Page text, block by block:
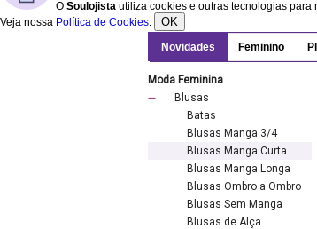
O Soulojista utiliza cookies e outras tecnologias
Veja nossa Política de Cookies. OK
Novidades Feminino
Moda Feminina
Blusas
Batas
Blusas Manga 3/4
Blusas Manga Curta
Blusas Manga Longa
Blusas Ombro a Ombro
Blusas Sem Manga
Blusas de Alça